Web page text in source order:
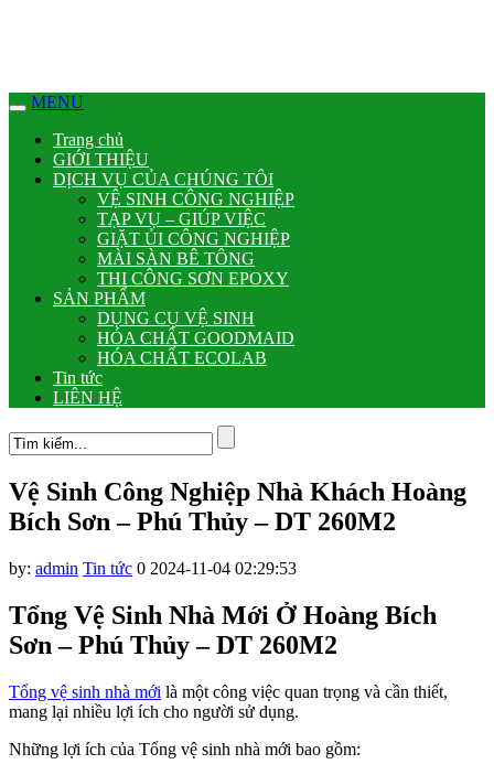
MENU
Trang chủ
GIỚI THIỆU
DỊCH VỤ CỦA CHÚNG TÔI
VỆ SINH CÔNG NGHIỆP
TẠP VỤ – GIÚP VIỆC
GIẶT ỦI CÔNG NGHIỆP
MÀI SÀN BÊ TÔNG
THI CÔNG SƠN EPOXY
SẢN PHẨM
DỤNG CỤ VỆ SINH
HÓA CHẤT GOODMAID
HÓA CHẤT ECOLAB
Tin tức
LIÊN HỆ
Vệ Sinh Công Nghiệp Nhà Khách Hoàng
Bích Sơn – Phú Thủy – DT 260M2
by: admin Tin tức 0 2024-11-04 02:29:53
Tổng Vệ Sinh Nhà Mới Ở Hoàng Bích
Sơn – Phú Thủy – DT 260M2
Tổng vệ sinh nhà mới là một công việc quan trọng và cần thiết,
mang lại nhiều lợi ích cho người sử dụng.
Những lợi ích của Tổng vệ sinh nhà mới bao gồm: